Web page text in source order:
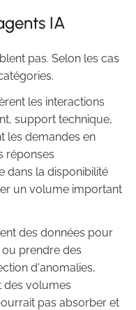
IA
pas. Selon les cas
les interactions
support technique,
les demandes en
réponses
dans la disponibilité
un volume important
des données pour
prendre des
d'anomalies,
des volumes
pas absorber et